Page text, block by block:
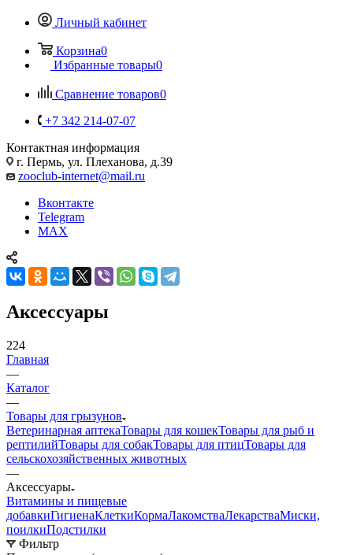
Личный кабинет
Корзина0
Избранные товары0
Сравнение товаров0
+7 342 214-07-07
Контактная информация
г. Пермь, ул. Плеханова, д.39
zooclub-internet@mail.ru
Вконтакте
Telegram
MAX
Аксессуары
224
Главная
—
Каталог
—
Товары для грызунов
Ветеринарная аптекаТовары для кошекТовары для рыб и
рептилийТовары для собакТовары для птицТовары для
сельскохозяйственных животных
—
Аксессуары
Витамины и пищевые
добавкиГигиенаКлеткиКормаЛакомстваЛекарстваМиски,
поилкиПодстилки
Фильтр